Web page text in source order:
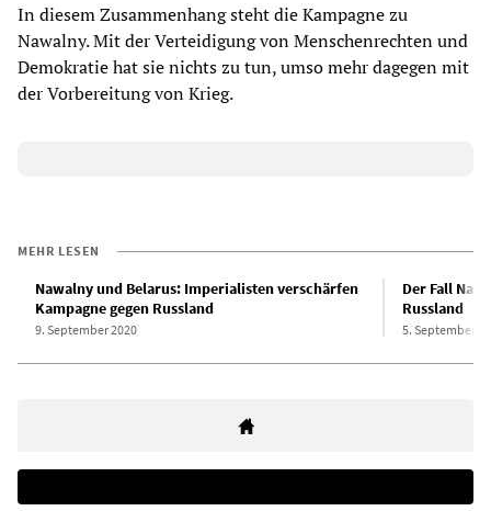
In diesem Zusammenhang steht die Kampagne zu
Nawalny. Mit der Verteidigung von Menschenrechten und
Demokratie hat sie nichts zu tun, umso mehr dagegen mit
der Vorbereitung von Krieg.
MEHR LESEN
Nawalny und Belarus: Imperialisten verschärfen
Kampagne gegen Russland
9. September 2020
Der Fall
Russland
5. September